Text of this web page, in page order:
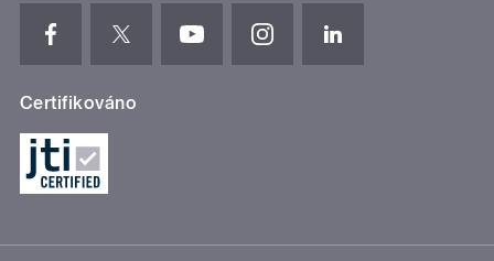
Certifikováno